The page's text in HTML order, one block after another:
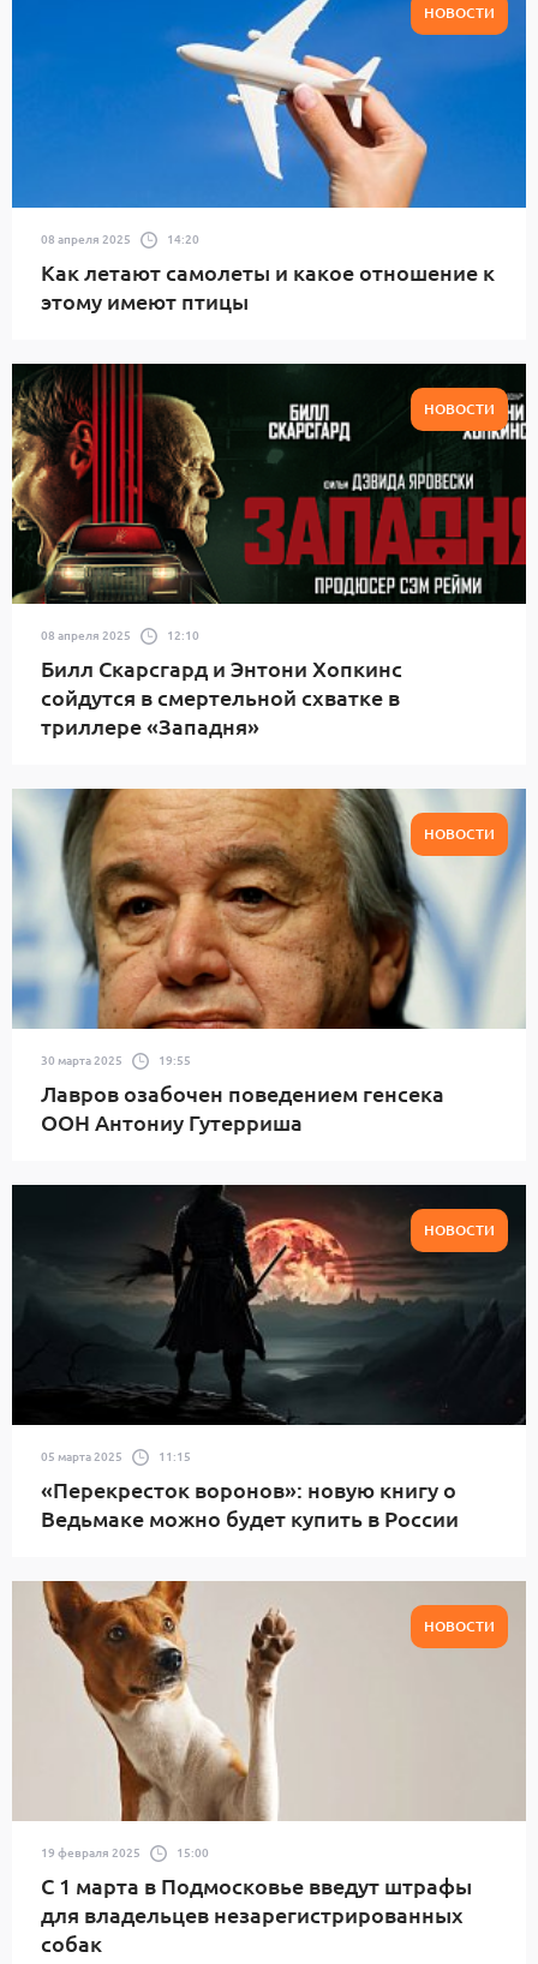
НОВОСТИ
08 апреля 2025 14:20
Как летают самолеты и какое отношение к
этому имеют птицы
НОВОСТИ
08 апреля 2025 12:10
Билл Скарсгард и Энтони Хопкинс
сойдутся в смертельной схватке в
триллере «Западня»
НОВОСТИ
30 марта 2025 19:55
Лавров озабочен поведением генсека
ООН Антониу Гутерриша
НОВОСТИ
05 марта 2025 11:15
«Перекресток воронов»: новую книгу о
Ведьмаке можно будет купить в России
НОВОСТИ
19 февраля 2025 15:00
С 1 марта в Подмосковье введут штрафы
для владельцев незарегистрированных
собак